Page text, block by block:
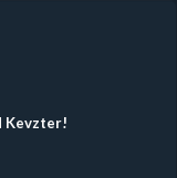
Kevzter!